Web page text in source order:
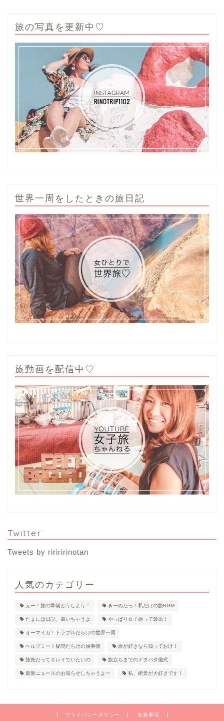
旅の写真を更新中♡
世界一周をしたときの旅日記
旅動画を配信中♡
Twitter
Tweets by ririririnotan
人気のカテゴリー
えー！旅の準備どうしよう！ きーめたっ！私だけの旅BGM
たまには日記、書いちゃうよ やっぱり女子旅って最高！
オーマイガ！トラブルだらけの世界一周
ヘルプミー！疑問だらけの旅事情 旅が好きなら知っておけ！
旅先だってキレイでいたいの 旅立ちまでのドタバタ儀式
最新ニュースのお知らせしちゃうよー 私、絶景が大好きです！
プライバシーポリシー 免責事項